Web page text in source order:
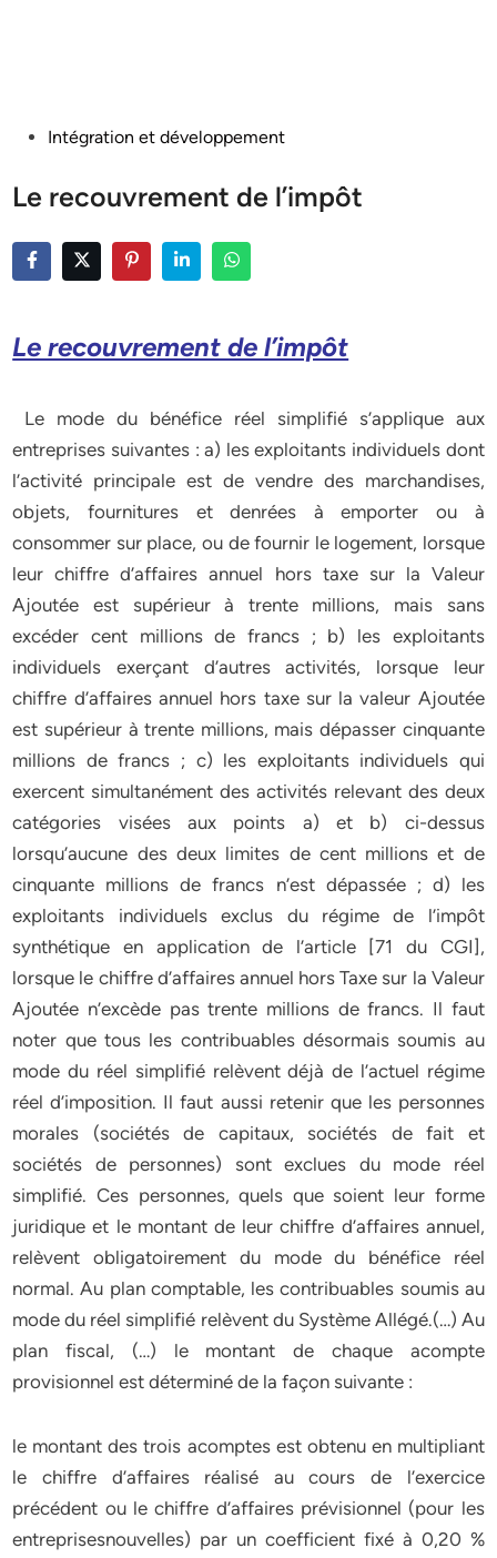
PostedIntégration et développement
Le recouvrement de l’impôt
Le recouvrement de l’impôt
Le mode du bénéfice réel simplifié s’applique aux
entreprises suivantes : a) les exploitants individuels dont
l’activité principale est de vendre des marchandises,
objets, fournitures et denrées à emporter ou à
consommer sur place, ou de fournir le logement, lorsque
leur chiffre d’affaires annuel hors taxe sur la Valeur
Ajoutée est supérieur à trente millions, mais sans
excéder cent millions de francs ; b) les exploitants
individuels exerçant d’autres activités, lorsque leur
chiffre d’affaires annuel hors taxe sur la valeur Ajoutée
est supérieur à trente millions, mais dépasser cinquante
millions de francs ; c) les exploitants individuels qui
exercent simultanément des activités relevant des deux
catégories visées aux points a) et b) ci-dessus
lorsqu’aucune des deux limites de cent millions et de
cinquante millions de francs n’est dépassée ; d) les
exploitants individuels exclus du régime de l’impôt
synthétique en application de l’article [71 du CGI],
lorsque le chiffre d’affaires annuel hors Taxe sur la Valeur
Ajoutée n’excède pas trente millions de francs. Il faut
noter que tous les contribuables désormais soumis au
mode du réel simplifié relèvent déjà de l’actuel régime
réel d’imposition. Il faut aussi retenir que les personnes
morales (sociétés de capitaux, sociétés de fait et
sociétés de personnes) sont exclues du mode réel
simplifié. Ces personnes, quels que soient leur forme
juridique et le montant de leur chiffre d’affaires annuel,
relèvent obligatoirement du mode du bénéfice réel
normal. Au plan comptable, les contribuables soumis au
mode du réel simplifié relèvent du Système Allégé.(…) Au
plan fiscal, (…) le montant de chaque acompte
provisionnel est déterminé de la façon suivante :
le montant des trois acomptes est obtenu en multipliant
le chiffre d’affaires réalisé au cours de l’exercice
précédent ou le chiffre d’affaires prévisionnel (pour les
entreprisesnouvelles) par un coefficient fixé à 0,20 %